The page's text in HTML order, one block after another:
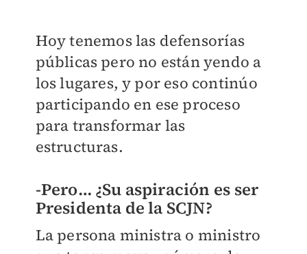
Hoy tenemos las defensorías
públicas pero no están yendo a
los lugares, y por eso continúo
participando en ese proceso
para transformar las
estructuras.
-Pero… ¿Su aspiración es ser
Presidenta de la SCJN?
La persona ministra o ministro